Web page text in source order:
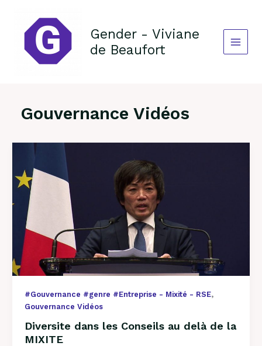
contenu
Gender - Viviane
de Beaufort
Gouvernance Vidéos
#Gouvernance #genre #Entreprise - Mixité - RSE,
Gouvernance Vidéos
Diversite dans les Conseils au delà de la
MIXITE
les
Conseils
au
delà
de
la
MIXITE